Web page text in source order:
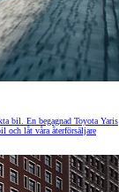
bil. En begagnad Toyota Yaris
låt våra återförsäljare